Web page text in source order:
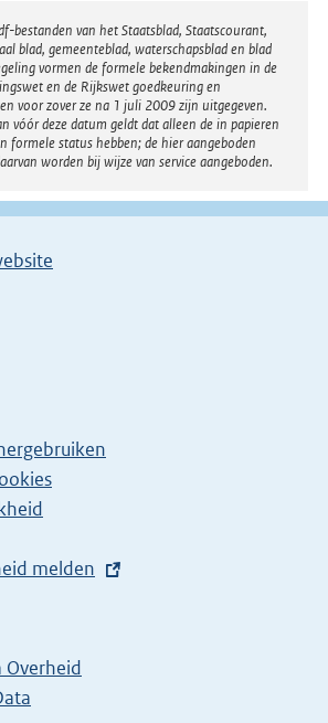
bestanden van het Staatsblad, Staatscourant,
blad, gemeenteblad, waterschapsblad en blad
vormen de formele bekendmakingen in de
en de Rijkswet goedkeuring en
voor zover ze na 1 juli 2009 zijn uitgegeven.
vóór deze datum geldt dat alleen de in papieren
formele status hebben; de hier aangeboden
worden bij wijze van service aangeboden.
melden
Overheid